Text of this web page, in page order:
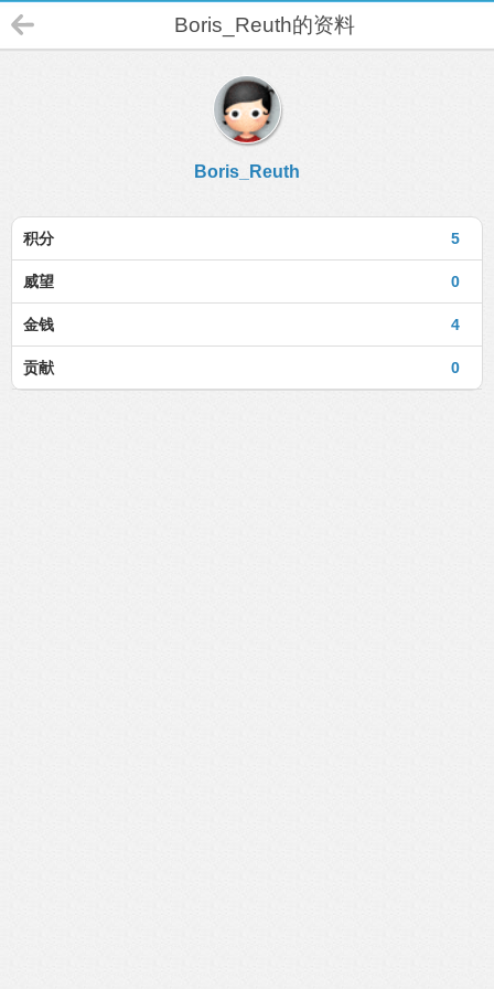
Boris_Reuth的资料
Boris_Reuth
5
积分
0
威望
4
金钱
0
贡献